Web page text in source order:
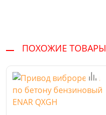
ПОХОЖИЕ ТОВАРЫ